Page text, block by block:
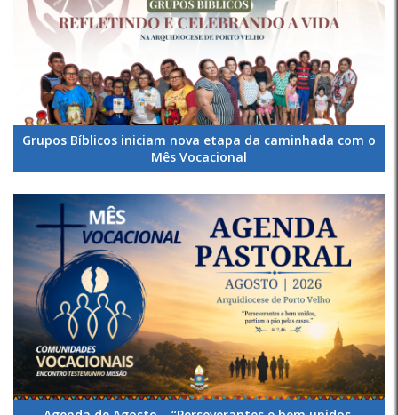
Grupos Bíblicos iniciam nova etapa da caminhada com o
Mês Vocacional